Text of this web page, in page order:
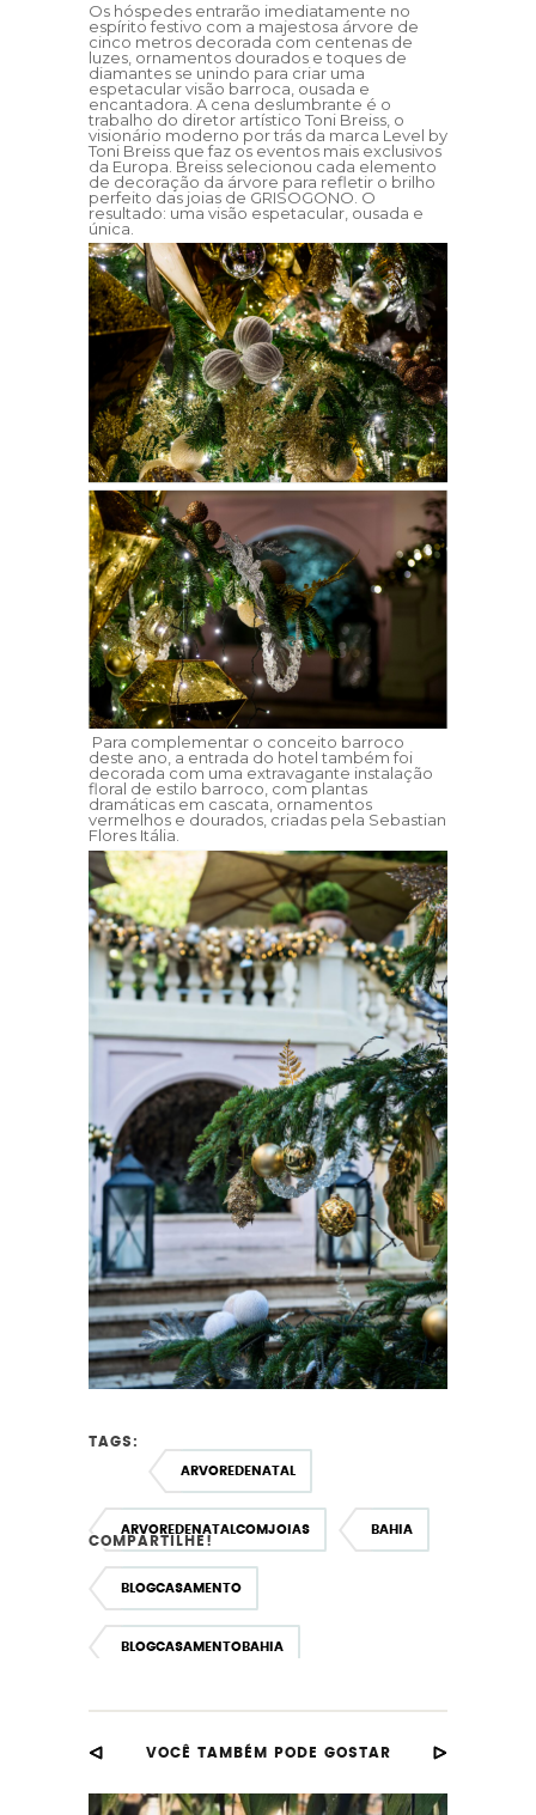
Os hóspedes entrarão imediatamente no
espírito festivo com a majestosa árvore de
cinco metros decorada com centenas de
luzes, ornamentos dourados e toques de
diamantes se unindo para criar uma
espetacular visão barroca, ousada e
encantadora. A cena deslumbrante é o
trabalho do diretor artístico Toni Breiss, o
visionário moderno por trás da marca Level by
Toni Breiss que faz os eventos mais exclusivos
da Europa. Breiss selecionou cada elemento
de decoração da árvore para refletir o brilho
perfeito das joias de GRISOGONO. O
resultado: uma visão espetacular, ousada e
única.
Para complementar o conceito barroco
deste ano, a entrada do hotel também foi
decorada com uma extravagante instalação
floral de estilo barroco, com plantas
dramáticas em cascata, ornamentos
vermelhos e dourados, criadas pela Sebastian
Flores Itália.
TAGS:
ARVOREDENATAL
ARVOREDENATALCOMJOIAS BAHIA
BLOGCASAMENTO
BLOGCASAMENTOBAHIA
COMPARTILHE!
VOCÊ TAMBÉM PODE GOSTAR